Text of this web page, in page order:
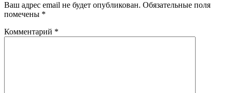
Ваш адрес email не будет опубликован. Обязательные поля
помечены *
Комментарий *